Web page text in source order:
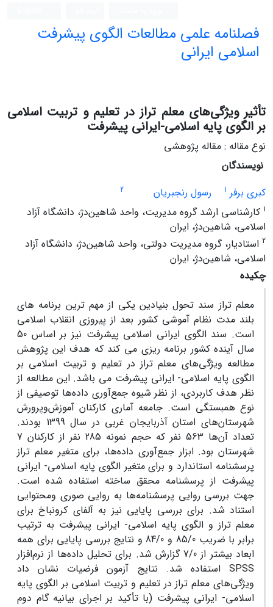
فصلنامه علمی مطالعات الگوی پیشرفت
اسلامی ایرانی
تأثیر ویژگی‌های معلم تراز در تعلیم و تربیت اسلامی
بر الگوی پایه اسلامی-ایرانی پیشرفت
نوع مقاله : مقاله پژوهشی
نویسندگان
کبری برفر 1 رسول رنجبریان
2
1 کارشناسی ارشد گروه مدیریت، واحد شاهین‌دژ، دانشگاه آزاد
اسلامی، شاهین‌دژ، ایران
2 استادیار، گروه مدیریت دولتی، واحد شاهین‌دژ، دانشگاه آزاد
اسلامی، شاهین‌دژ، ایران
چکیده
معلم تراز سند تحول بنیادین یکی از مهم ترین برنامه های
بلند مدت نظام آموشی کشور بعد از پیروزی انقلاب اسلامی
است. سند الگوی ایرانی اسلامی پیشرفت نیز بر اساس 50
سال آینده کشور برنامه ریزی می کند که هدف این پژوهش
مطالعه ویژگی‌های معلم تراز در تعلیم و تربیت اسلامی بر
الگوی پایه اسلامی- ایرانی پیشرفت می باشد. این مطالعه از
نظر هدف کاربردی، از نظر شیوه جمع‌آوری داده‌ها توصیفی از
نوع همبستگی است. جامعه آماری کارکنان آموزش‌وپرورش
شهرستان‌های استان آذربایجان غربی در سال 1399 بودند.
تعداد آن‌ها 563 نفر که حجم نمونه 285 نفر از کارکنان 7
شهرستان بود. ابزار جمع‌آوری داده‌ها، برای متغیر معلم تراز
پرسشنامه‌ استاندارد و برای متغیر الگوی پایه اسلامی- ایرانی
پیشرفت از پرسشنامه محقق ساخته استفاده شده است.
جهت بررسی روایی پرسشنامه‌ها به روایی صوری ومحتوایی
استناد شد. برای بررسی پایایی نیز به آلفای کرونباخ برای
معلم تراز و الگوی پایه اسلامی- ایرانی پیشرفت به ترتیب
برابر با ضریب 85/0 و 84/0 و نتایج بررسی پایایی برای همه
ابعاد بیشتر از 7/0 گزارش شد. برای تحلیل داده‌ها از نرم‌افزار
SPSS استفاده شد. نتایج آزمون فرضیات نشان داد
ویژگی‌های معلم تراز در تعلیم و تربیت اسلامی بر الگوی پایه
اسلامی- ایرانی پیشرفت (با تأکید بر اجرای بیانیه گام دوم